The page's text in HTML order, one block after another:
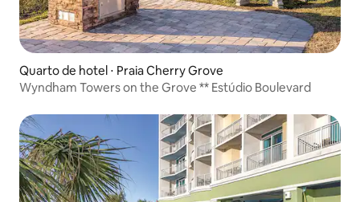
Quarto de hotel ⋅ Praia Cherry Grove
Wyndham Towers on the Grove ** Estúdio Boulevard